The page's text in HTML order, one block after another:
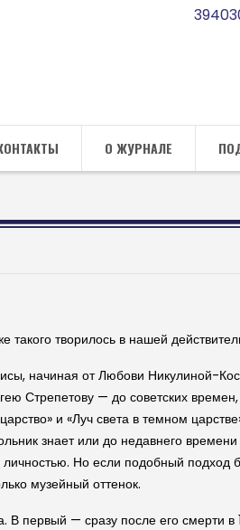
О ЖУРНАЛЕ
творилось в нашей
начиная от Любови Никулиной-
Стрепетову — до советских
и «Луч света в темном
знает или до недавнего
Но если подобный подход
музейный оттенок.
первый — сразу после его смерти